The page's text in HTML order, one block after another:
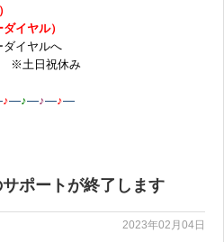
イヤル）
ダイヤルへ
※土日祝休み
♪—♪—♪—♪—
ポートが終了します
2023年02月04日